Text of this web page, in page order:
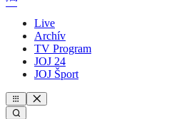
Live
Archív
TV Program
JOJ 24
JOJ Šport